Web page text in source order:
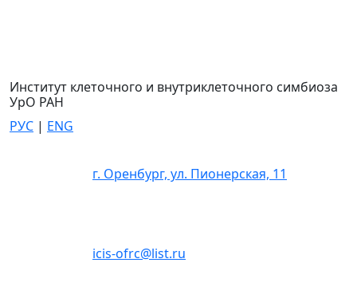
Институт клеточного и внутриклеточного симбиоза
УрО РАН
РУС | ENG
г. Оренбург, ул. Пионерская, 11
icis-ofrc@list.ru